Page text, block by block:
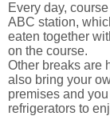
Every day,
ABC station,
eaten together
on the course.
Other breaks are
also bring your
premises and
refrigerators to